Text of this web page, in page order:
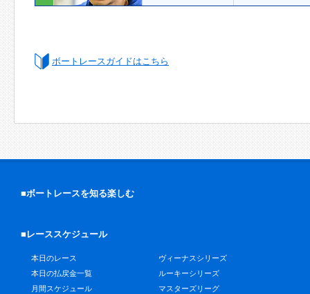
ボートレースガイドはこちら
■ボートレースを知る楽しむ
■レーススケジュール
本日のレース
本日の払戻金一覧
月間スケジュール
ヴィーナスシリーズ
ルーキーシリーズ
マスターズリーグ